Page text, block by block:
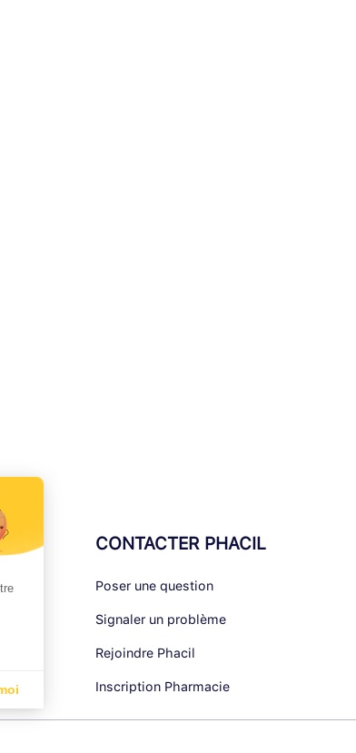
CONTACTER PHACIL
Poser une question
Signaler un problème
Rejoindre Phacil
Inscription Pharmacie
vos Options